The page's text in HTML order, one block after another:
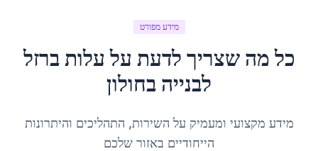
מידע מפורט
כל מה שצריך לדעת עלעלות ברזל
לבנייה בחולון
מידע מקצועי ומעמיק על השירות, התהליכים והיתרונות
הייחודיים באזור שלכם